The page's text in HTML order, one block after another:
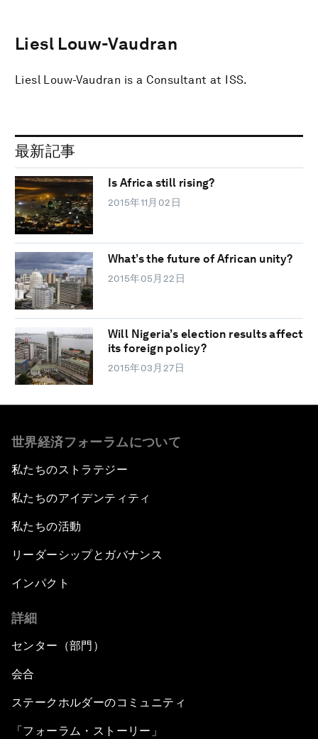
Liesl Louw-Vaudran
Liesl Louw-Vaudran is a Consultant at ISS.
最新記事
Is Africa still rising?
2015年11月02日
What’s the future of African unity?
2015年05月22日
Will Nigeria’s election results affect
its foreign policy?
2015年03月27日
世界経済フォーラムについて
私たちのストラテジー
私たちのアイデンティティ
私たちの活動
リーダーシップとガバナンス
インパクト
詳細
センター（部門）
会合
ステークホルダーのコミュニティ
「フォーラム・ストーリー」